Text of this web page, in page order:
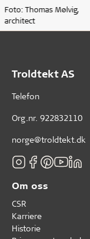
Foto: Thomas Mølvig,
architect
Troldtekt AS
Telefon
Org.nr. 922832110
norge@troldtekt.dk
Om oss
CSR
Karriere
Historie